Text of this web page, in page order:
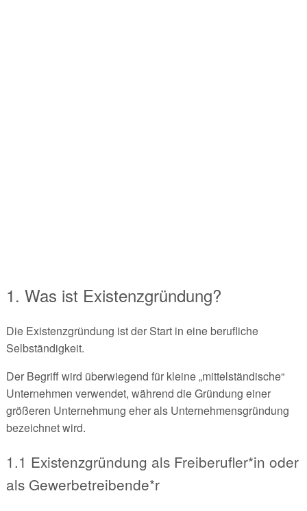
1. Was ist Existenzgründung?
Die Existenzgründung ist der Start in eine berufliche
Selbständigkeit.
Der Begriff wird überwiegend für kleine „mittelständische“
Unternehmen verwendet, während die Gründung einer
größeren Unternehmung eher als Unternehmensgründung
bezeichnet wird.
1.1 Existenzgründung als Freiberufler*in oder
als Gewerbetreibende*r